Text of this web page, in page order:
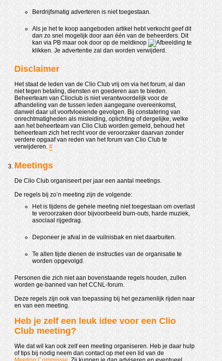
Berdrijfsmatig adverteren is niet toegestaan.
Als je het te koop aangeboden artikel hebt verkocht geef dit
dan zo snel mogelijk door aan één van de beheerders. Dit
kan via PB maar ook door op de meldknop
te
klikken. Je advertentie zal dan worden verwijderd.
Disclaimer
Het staat de leden van de Clio Club vrij om via het forum, al dan
niet tegen betaling, diensten en goederen aan te bieden.
Beheerteam van Clioclub is niet verantwoordelijk voor de
afhandeling van de tussen leden aangegane overeenkomst,
danwel daar uit voortvloeiende gevolgen. Bij constatering van
onrechtmatigheden als misleiding, oplichting of dergelijke, welke
aan het beheerteam van Clio Club worden gemeld, behoud het
beheerteam zich het recht voor de veroorzaker daarvan zonder
verdere opgaaf van reden van het forum van Clio Club te
verwijderen. #
Meetings
De Clio Club organiseert per jaar een aantal meetings.
De regels bij zo’n meeting zijn de volgende:
Het is tijdens de gehele meeting niet toegestaan om overlast
te veroorzaken door bijvoorbeeld burn-outs, harde muziek,
asociaal rijgedrag.
Deponeer je afval in de vuilnisbak en niet daarbuiten.
Te allen tijde dienen de instructies van de organisatie te
worden opgevolgd.
Personen die zich niet aan bovenstaande regels houden, zullen
worden ge-banned van het CCNL-forum.
Deze regels zijn ook van toepassing bij het gezamenlijk rijden naar
en van een meeting.
Heb je zelf een leuk idee voor een Clio
Club meeting?
Wie dat wil kan ook zelf een meeting organiseren. Heb je daar hulp
of tips bij nodig neem dan contact op met een lid van de